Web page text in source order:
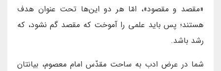
«مقصد و مقصود»، امّا هر دو این‌ها تحت عنوان هدف
هستند؛ پس باید علمی را آموخت که مقصد گم نشود، که
رشد باشد.
شما در عرض ادب به ساحت مقدّس امام معصوم، بیانتان